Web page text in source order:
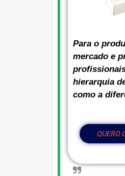
Para o
mercado e
hierarquia
como a
QUERO